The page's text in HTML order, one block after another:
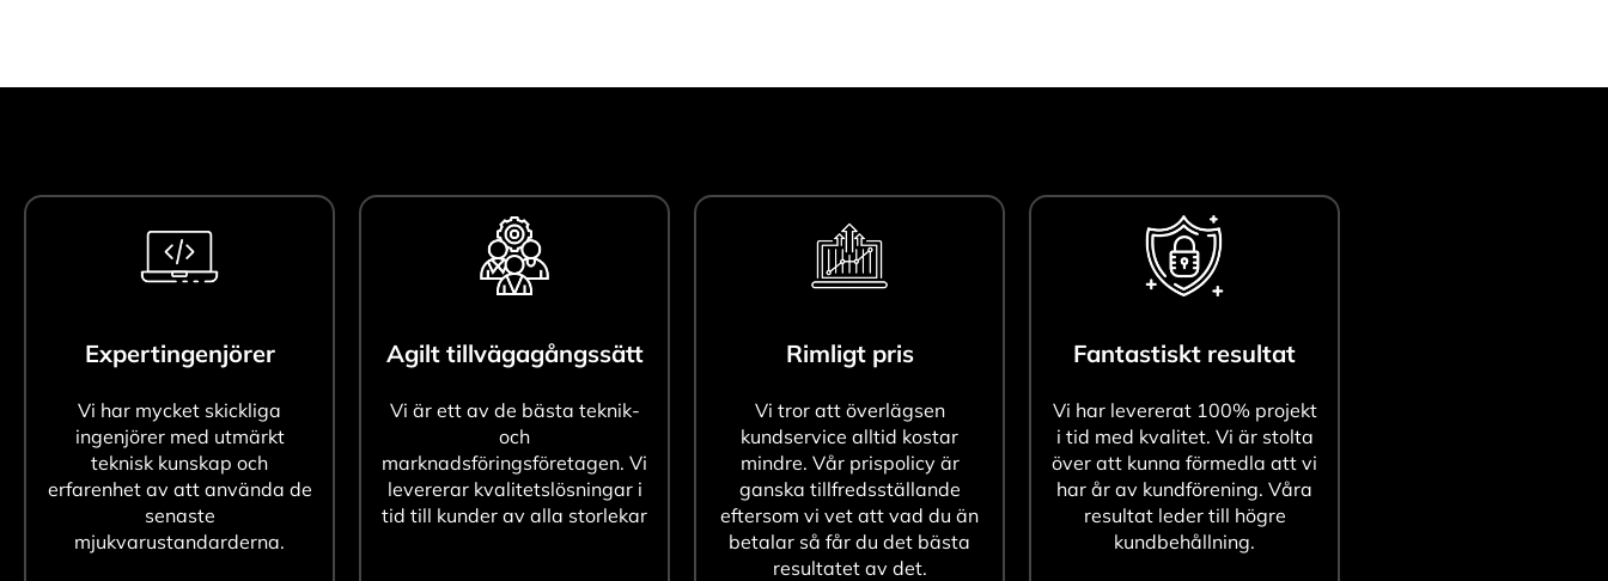
Expertingenjörer
Vi har mycket skickliga
ingenjörer med utmärkt
teknisk kunskap och
erfarenhet av att använda de
senaste
mjukvarustandarderna.
Agilt tillvägagångssätt
Vi är ett av de bästa teknik-
och
marknadsföringsföretagen. Vi
levererar kvalitetslösningar i
tid till kunder av alla storlekar
Rimligt pris
Vi tror att överlägsen
kundservice alltid kostar
mindre. Vår prispolicy är
ganska tillfredsställande
eftersom vi vet att vad du än
betalar så får du det bästa
resultatet av det.
Fantastiskt resultat
Vi har levererat 100% projekt
i tid med kvalitet. Vi är stolta
över att kunna förmedla att vi
har år av kundförening. Våra
resultat leder till högre
kundbehållning.